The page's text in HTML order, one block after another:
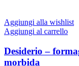
Aggiungi alla wishlist
Aggiungi al carrello
Desiderio –
morbida